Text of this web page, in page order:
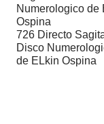
Numerologico de
Ospina
726 Directo
Disco
de ELkin Ospina